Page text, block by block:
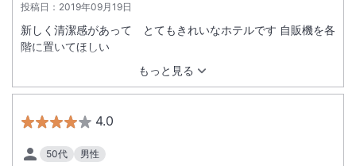
投稿日： 2019年09月19日
もっと見る
新しく清潔感があって とてもきれいなホテルです 自販機を各
階に置いてほしい
4.0
50代
男性